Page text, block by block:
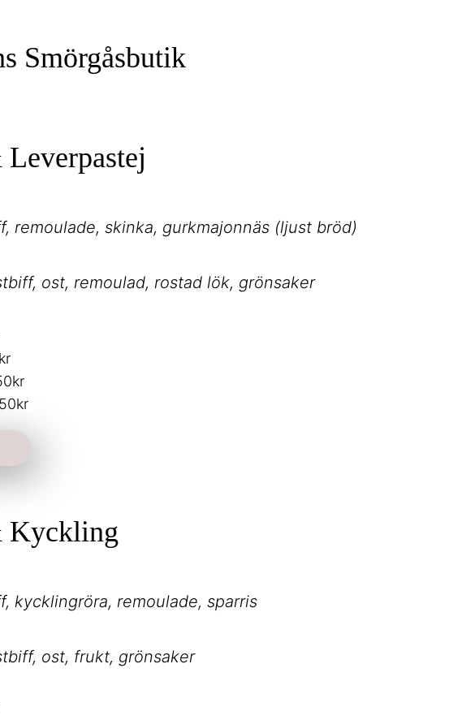
Smörgåsbutik
remoulade, skinka, gurkmajonnäs (ljust bröd)
ost, remoulad, rostad lök, grönsaker
Kyckling
kycklingröra, remoulade, sparris
ost, frukt, grönsaker